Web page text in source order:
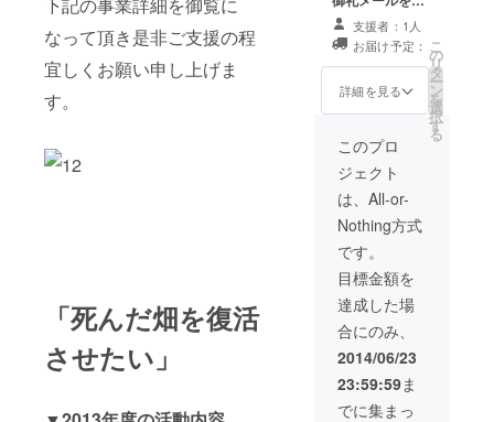
下記の事業詳細を御覧に
なって頂き是非ご支援の程
宜しくお願い申し上げま
す。
「死んだ畑を復活
させたい」
念ながら地
域経済が成
り立ってい
を変える為
地域におい
てクリエイ
ティブな活
動家の方々
と共に共闘
し合い下北
地域の街興
しに日々精
進しており
ます。
「SHIMOKITA
HOPE FARMER
PROJECT」参
加店舗で御利用
頂けるチケット
お食事やお飲み
物（以下をご参
照下さい）と引
き換え頂けま
す。 下北バル…
旬の下北野菜と
旬の下北産お魚
を使用した御料
理 BAR LIFE…
旬の下北産品を
使用したおつま
みとお好きなド
リンク2杯 「呑
下北産野菜チッ
プスと下北産野
付させて頂きま
す。 ・公式web
ページにて氏名
（ニックネー
ム）を7月から1
100坪分の畑の
オーナーになっ
て頂き、収穫さ
れた産品を全て
お送り致しま
す。 （2014年耕
作分の夏野菜と
秋野菜を7月から
11月の間に順次
お送り致しま
す！）
支援者：1人
お届け予定：
詳細を見る
こ
の
リ
タ
ー
ン
を
選
択
す
る
このプロ
ジェクト
は、All-or-
Nothing方式
です。
目標金額を
達成した場
合にのみ、
2014/06/23
23:59:59ま
でに集まっ